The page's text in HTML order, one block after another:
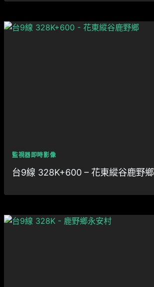
監視器即時影像
台9線 328K+600 – 花東縱谷鹿野鄉